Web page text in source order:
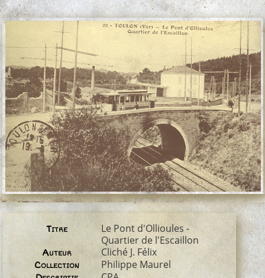
Titre
Le Pont d'Ollioules -
Quartier de l'Escaillon
Auteur Cliché J. Félix
Collection Philippe Maurel